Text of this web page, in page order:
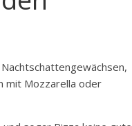
mit Mozzarella oder